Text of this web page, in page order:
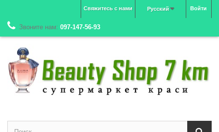
Войти
Русский
Свяжитесь с нами
Звоните нам: 097-147-56-93